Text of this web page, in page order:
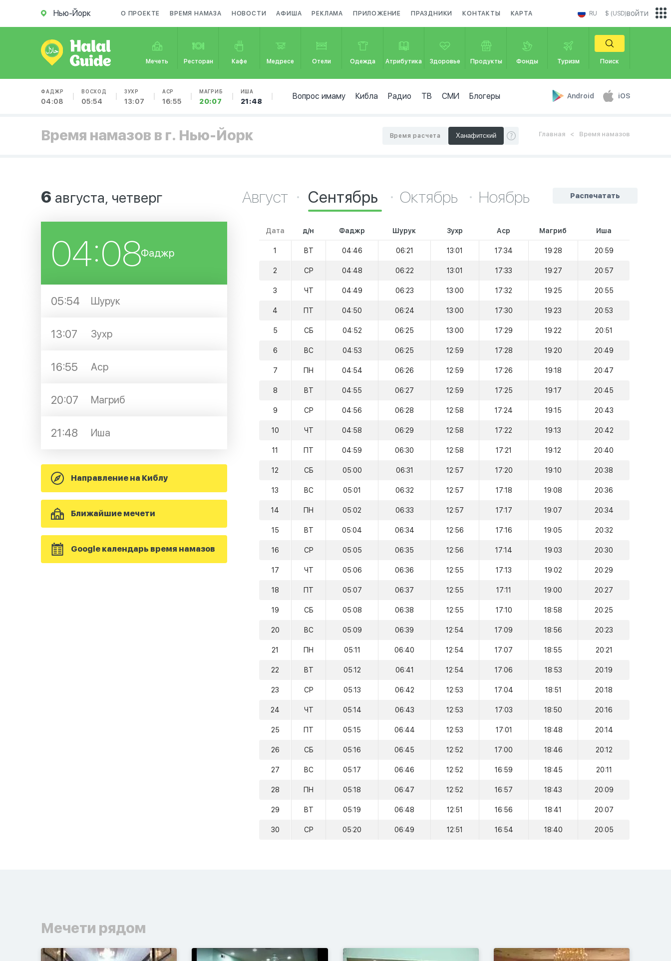
Нью-Йорк О ПРОЕКТЕ ВРЕМЯ НАМАЗА НОВОСТИ АФИША РЕКЛАМА ПРИЛОЖЕНИЕ ПРАЗДНИКИ КОНТАКТЫ КАРТА RU $ (USD)
Мечеть Ресторан Кафе Медресе Отели Одежда Атрибутика Здоровье Продукты Фонды Туризм Поиск
ФАДЖР
04:08
ВОСХОД
05:54
ЗУХР
13:07
АСР
16:55
МАГРИБ
20:07
ИША
21:48
Вопрос имаму Кибла Радио ТВ СМИ Блогеры Android iOS
войти
Время намазов в г. Нью-Йорк Главная Время намазов
Время расчета
6 августа, четверг
04:08Фаджр
05:54 Шурук
13:07 Зухр
16:55 Аср
20:07 Магриб
21:48 Иша
Направление на Киблу
Ближайшие мечети
Google календарь время намазов
Распечатать
Август Сентябрь Октябрь Ноябрь
Дата д/н Фаджр Шурук Зухр Аср Магриб Иша
1 ВТ 04:46 06:21 13:01 17:34 19:28 20:59
2 СР 04:48 06:22 13:01 17:33 19:27 20:57
3 ЧТ 04:49 06:23 13:00 17:32 19:25 20:55
4 ПТ 04:50 06:24 13:00 17:30 19:23 20:53
5 СБ 04:52 06:25 13:00 17:29 19:22 20:51
6 ВС 04:53 06:25 12:59 17:28 19:20 20:49
7 ПН 04:54 06:26 12:59 17:26 19:18 20:47
8 ВТ 04:55 06:27 12:59 17:25 19:17 20:45
9 СР 04:56 06:28 12:58 17:24 19:15 20:43
10 ЧТ 04:58 06:29 12:58 17:22 19:13 20:42
11 ПТ 04:59 06:30 12:58 17:21 19:12 20:40
12 СБ 05:00 06:31 12:57 17:20 19:10 20:38
13 ВС 05:01 06:32 12:57 17:18 19:08 20:36
14 ПН 05:02 06:33 12:57 17:17 19:07 20:34
15 ВТ 05:04 06:34 12:56 17:16 19:05 20:32
16 СР 05:05 06:35 12:56 17:14 19:03 20:30
17 ЧТ 05:06 06:36 12:55 17:13 19:02 20:29
18 ПТ 05:07 06:37 12:55 17:11 19:00 20:27
19 СБ 05:08 06:38 12:55 17:10 18:58 20:25
20 ВС 05:09 06:39 12:54 17:09 18:56 20:23
21 ПН 05:11 06:40 12:54 17:07 18:55 20:21
22 ВТ 05:12 06:41 12:54 17:06 18:53 20:19
23 СР 05:13 06:42 12:53 17:04 18:51 20:18
24 ЧТ 05:14 06:43 12:53 17:03 18:50 20:16
25 ПТ 05:15 06:44 12:53 17:01 18:48 20:14
26 СБ 05:16 06:45 12:52 17:00 18:46 20:12
27 ВС 05:17 06:46 12:52 16:59 18:45 20:11
28 ПН 05:18 06:47 12:52 16:57 18:43 20:09
29 ВТ 05:19 06:48 12:51 16:56 18:41 20:07
30 СР 05:20 06:49 12:51 16:54 18:40 20:05
Мечети рядом